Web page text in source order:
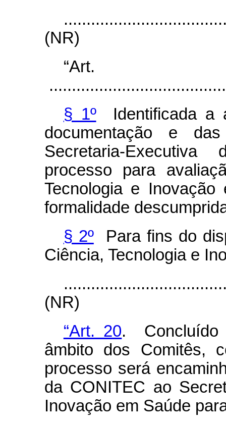
(NR)
§ 1ºIdentificada a
documentação e
Secretaria-
processo para
Tecnologia e
formalidade
§ 2ºPara fins do
Ciência, Tecnologia e
(NR)
“Art. 20. Concluído
âmbito dos Comitês,
processo será
da CONITEC ao
Inovação em Saúde